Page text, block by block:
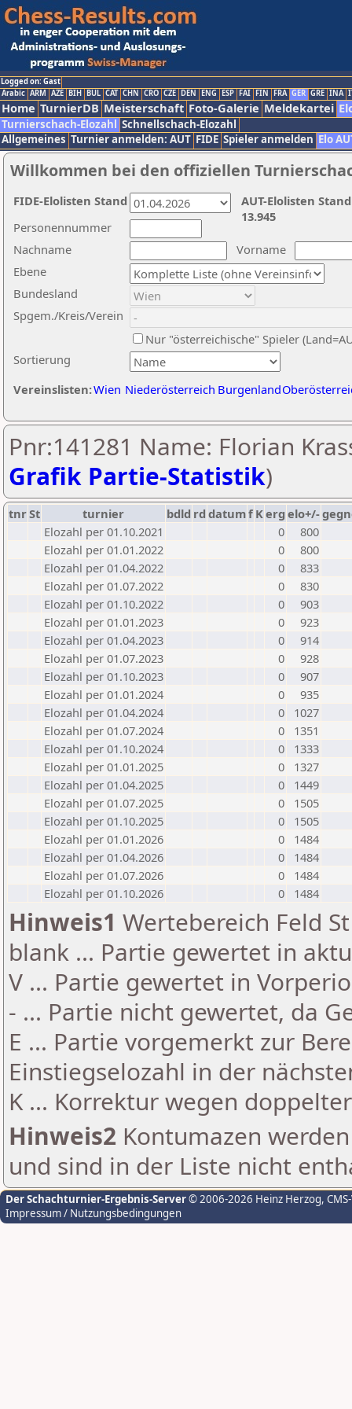
Logged on: Gast
Arabic ARM AZE BIH BUL CAT CHN CRO CZE DEN ENG ESP FAI FIN FRA GER GRE INA
Home TurnierDB Meisterschaft Foto-Galerie Meldekartei
Turnierschach-Elozahl Schnellschach-Elozahl
Allgemeines Turnier anmelden: AUT FIDE Spieler anmelden Elo
Willkommen bei den offiziellen
Nachname
Vorname
Ebene
Sortierung
Personennummer
Bundesland
Spgem./Kreis/Verein
Nur "österreichische" Spieler
Vereinslisten:Wien Niederösterreich Burgenland
AUT-Elolisten
13.945
FIDE-Elolisten Stand
Pnr:141281 Name: Florian
Grafik Partie-Statistik)
tnrSt turnier bdld rd datumf Kerg elo+/-
Elozahl per 01.10.2021
0
800
Elozahl per 01.01.2022
0
800
Elozahl per 01.04.2022
0
833
Elozahl per 01.07.2022
0
830
Elozahl per 01.10.2022
0
903
Elozahl per 01.01.2023
0
923
Elozahl per 01.04.2023
0
914
Elozahl per 01.07.2023
0
928
Elozahl per 01.10.2023
0
907
Elozahl per 01.01.2024
0
935
Elozahl per 01.04.2024
0
1027
Elozahl per 01.07.2024
0
1351
Elozahl per 01.10.2024
0
1333
Elozahl per 01.01.2025
0
1327
Elozahl per 01.04.2025
0
1449
Elozahl per 01.07.2025
0
1505
Elozahl per 01.10.2025
0
1505
Elozahl per 01.01.2026
0
1484
Elozahl per 01.04.2026
0
1484
Elozahl per 01.07.2026
0
1484
Elozahl per 01.10.2026
0 1484
Hinweis1 Wertebereich Feld
blank ... Partie gewertet in
V ... Partie gewertet in
- ... Partie nicht gewertet, da
E ... Partie vorgemerkt zur
Einstiegselozahl in der
K ... Korrektur wegen
Hinweis2 Kontumazen
und sind in der Liste nicht
Der Schachturnier-Ergebnis-Server© 2006-2026 Heinz Herzog,
Impressum / Nutzungsbedingungen